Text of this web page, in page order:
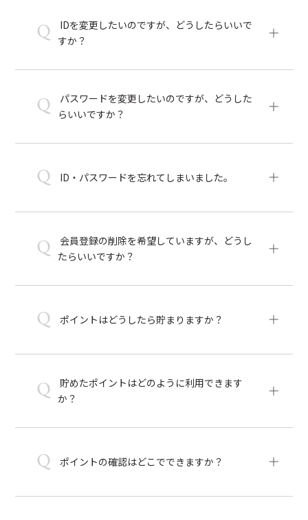
Q
IDを変更したいのですが、どうしたらいいで
すか？
Q
パスワードを変更したいのですが、どうした
らいいですか？
Q ID・パスワードを忘れてしまいました。
Q
会員登録の削除を希望していますが、どうし
たらいいですか？
Q ポイントはどうしたら貯まりますか？
Q
貯めたポイントはどのように利用できます
か？
Q ポイントの確認はどこでできますか？